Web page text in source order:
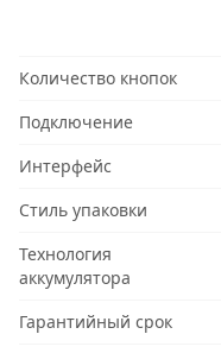
Количество кнопок
Подключение
Интерфейс
Стиль упаковки
Технология
аккумулятора
Гарантийный срок